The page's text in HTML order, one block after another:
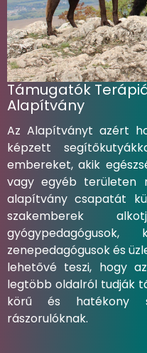
Támugatók
Alapítvány
Az Alapítványt azért
képzett
embereket, akik
vagy egyéb területen
alapítvány csapatát
szakemberek
gyógypedagógusok,
zenepedagógusok és
lehetővé teszi, hogy
legtöbb oldalról tudják
körű és hatékony
rászorulóknak.